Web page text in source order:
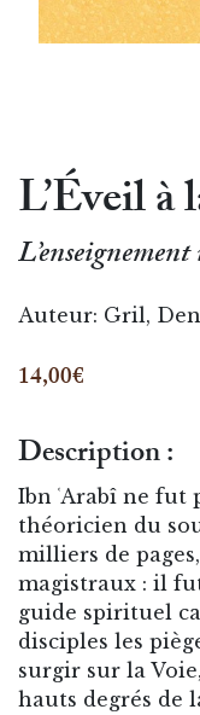
L’Éveil à
Auteur: Gril,
14,00€
Description :
Ibn ʿArabî ne fut
théoricien du
milliers de
magistraux : il
guide spirituel
disciples les
surgir sur la
hauts degrés de